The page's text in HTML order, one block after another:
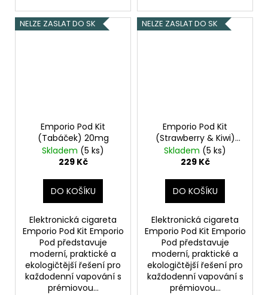
NELZE ZASLAT DO SK
Emporio Pod Kit
(Tabáček) 20mg
Skladem (5 ks)
229 Kč
DO KOŠÍKU
Elektronická cigareta
Emporio Pod Kit Emporio
Pod představuje
moderní, praktické a
ekologičtější řešení pro
každodenní vapování s
prémiovou...
NELZE ZASLAT DO SK
Emporio Pod Kit
(Strawberry & Kiwi)
20mg
Skladem (5 ks)
229 Kč
DO KOŠÍKU
Elektronická cigareta
Emporio Pod Kit Emporio
Pod představuje
moderní, praktické a
ekologičtější řešení pro
každodenní vapování s
prémiovou...